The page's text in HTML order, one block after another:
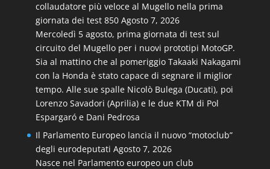
collaudatore più veloce al Mugello nella prima
giornata dei test 850 Agosto 7, 2026
Mercoledì 5 agosto, prima giornata di test sul
circuito del Mugello per i nuovi prototipi MotoGP.
Sia al mattino che al pomeriggio Takaaki Nakagami
con la Honda è stato capace di segnare il miglior
tempo. Alle sue spalle Nicolò Bulega (Ducati), poi
Lorenzo Savadori (Aprilia) e le due KTM di Pol
Espargaró e Dani Pedrosa
Il Parlamento Europeo lancia il nuovo “motoclub”
degli eurodeputati Agosto 7, 2026
Nasce nel Parlamento europeo un club